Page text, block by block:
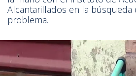
Alcantarillados en la búsqueda
problema.